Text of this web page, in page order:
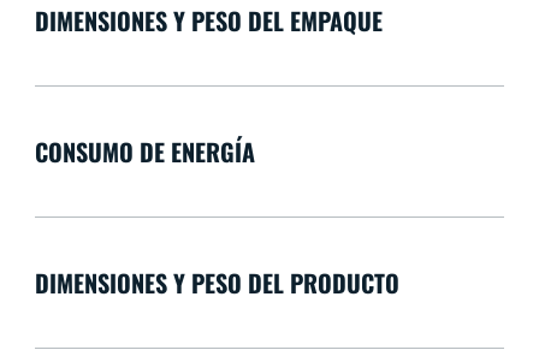
DIMENSIONES Y PESO DEL EMPAQUE
CONSUMO DE ENERGÍA
DIMENSIONES Y PESO DEL PRODUCTO